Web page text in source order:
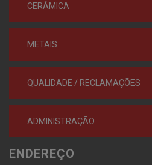
CERÂMICA
METAIS
QUALIDADE / RECLAMAÇÕES
ADMINISTRAÇÃO
ENDEREÇO